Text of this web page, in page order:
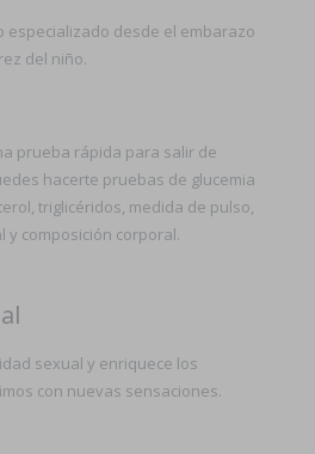
especializado desde el embarazo
del niño.
prueba rápida para salir de
hacerte pruebas de glucemia
triglicéridos, medida de pulso,
y composición corporal.
sexual y enriquece los
con nuevas sensaciones.